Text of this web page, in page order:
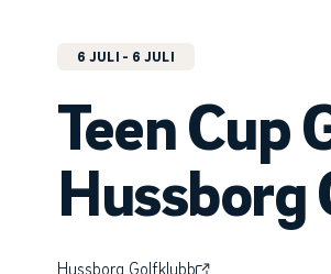
6 JULI - 6 JULI
Teen Cup
Hussborg
Hussborg Golfklubb